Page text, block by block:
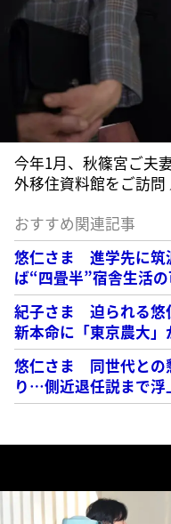
今年1月、秋篠宮ご夫
外移住資料館をご訪問
おすすめ関連記事
悠仁さま 進学先に筑
ば“四畳半”宿舎生活
紀子さま 迫られる悠
新本命に「東京農大」
悠仁さま 同世代との
り…側近退任説まで浮